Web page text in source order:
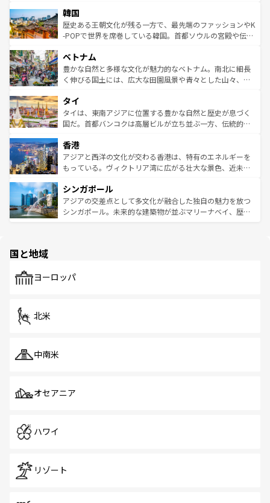
ワイを、存分に味わってほしい。 なお、新着のハワイ情報
はコンテンツ一覧を参照してほしい。
いる。アクティビティも充実しており、サーフィンやダイ
ビング、ハイキングなど、アウトドア好きにはたまらな
い。オーストラリアの多彩な魅力を存分に味わいつくそ
参照してほしい。
ン）、静ひつな山岳地帯である台湾東部など、都市の喧騒
と山間の静けさが共存しており、訪れる人に新しい発見と
驚きをもたらしてくれる。また、奥深い台湾の食文化も魅
容にもいいと評判のスイーツなど、バラエティ豊かな料理
が味わえる。 なお、新着の台湾情報は コンテンツ一覧を参
照してほしい。
韓国
歴史ある王朝文化が残る一方で、最先端のファッションやK
-POPで世界を席巻している韓国。首都ソウルの宮殿や伝統
き、地方に足を延ばせば四季折々の自然美を楽しむことが
できる。そして、キムチや焼肉、絶品のストリートフード
まで、さまざまな韓国料理が待っている。夜には、韓国な
リティに包まれながら、韓国の多彩な魅力を心ゆくまで味
わってみてほしい。 なお、新着の韓国情報はコンテンツ一
覧を参照してほしい。
ベトナム
豊かな自然と多様な文化が魅力的なベトナム。南北に細長
く伸びる国土には、広大な田園風景や青々とした山々、世
急速な発展と共に伝統が息づく。ハノイの古い町並みやホ
ーチミン市のフランス統治時代の建物も、独特の雰囲気を
醸し出している。また、バラエティの豊かさとおいしさで
とつ。フォーやバインミー、ベトナムコーヒーなどは、ぜ
ひ現地で味わいたい。どの地域を訪れてもあたたかい人々
が旅行者を迎えてくれるので、きっと忘れられない旅にな
参照してほしい。
タイ
タイは、東南アジアに位置する豊かな自然と歴史が息づく
国だ。首都バンコクは高層ビルが立ち並ぶ一方、伝統的な
の活気が交差している。北部ではチェンマイなどの山岳地
帯で自然と触れ合い、南部ではプーケットやクラビの美し
いビーチでリゾート気分を楽しむことができる。タイ料理
激する。気候は一年中温暖で、どの季節にも異なる楽しみ
が待っている。親しみやすいタイの人々、仏教を中心とし
た文化、そして多様な観光資源が、訪れる旅人を魅了し続
香港
アジアと西洋の文化が交わる香港は、特有のエネルギーを
もっている。ヴィクトリア湾に広がる壮大な景色、近未来
み、どこを訪れても感動するはず。観光スポットが密集し
ており、効率よく見どころを回れるのも魅力。息をのむよ
うな絶景から文化的な体験まで、香港を存分に楽しみ尽く
シンガポール
アジアの交差点として多文化が融合した独自の魅力を放つ
シンガポール。未来的な建築物が並ぶマリーナベイ、歴史
で、ホーカーズは地元の風情を楽しめる外せないスポット
国と地域
ヨーロッパ
北米
中南米
オセアニア
ハワイ
リゾート